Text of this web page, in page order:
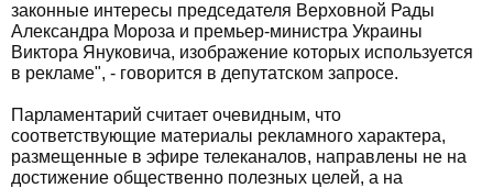
законные интересы председателя Верховной Рады
Александра Мороза и премьер-министра Украины
Виктора Януковича, изображение которых используется
в рекламе", - говорится в депутатском запросе.
Парламентарий считает очевидным, что
соответствующие материалы рекламного характера,
размещенные в эфире телеканалов, направлены не на
достижение общественно полезных целей, а на